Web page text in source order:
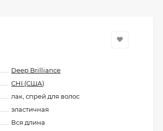
Deep Brilliance
CHI (США)
лак, спрей для волос
эластичная
Вся длина